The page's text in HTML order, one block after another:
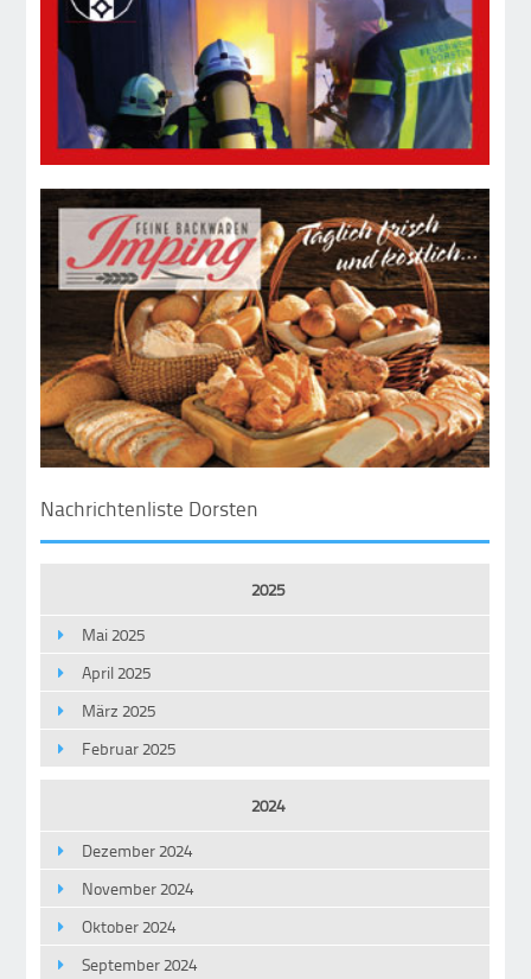
Nachrichtenliste Dorsten
2025
Mai 2025
April 2025
März 2025
Februar 2025
2024
Dezember 2024
November 2024
Oktober 2024
September 2024